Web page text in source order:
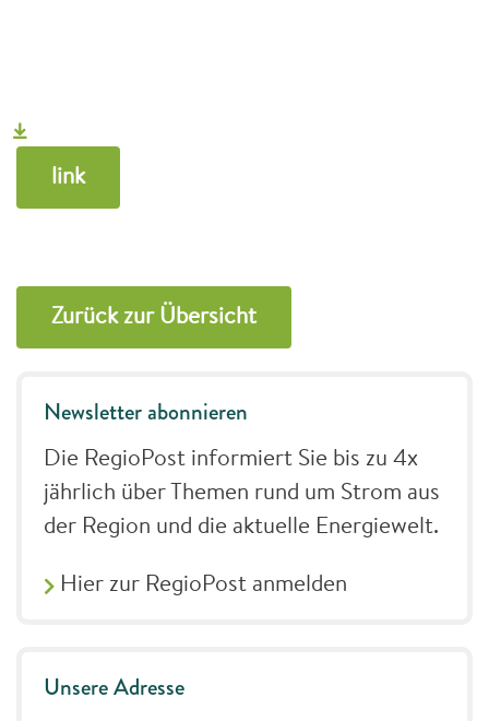
Kontakt
link
Zurück zur Übersicht
Newsletter abonnieren
Die RegioPost informiert Sie bis zu 4x
jährlich über Themen rund um Strom aus
der Region und die aktuelle Energiewelt.
Hier zur RegioPost anmelden
Unsere Adresse